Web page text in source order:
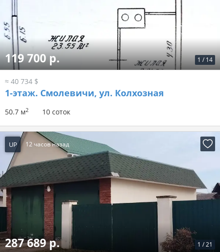
1 / 14
119 700 р.
≈ 40 734 $
1-этаж. Смолевичи, ул. Колхозная
50.7 м2 10 соток
UP 12 часов назад
1 /21
287 689 р.